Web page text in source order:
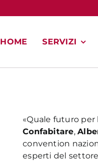
HOME
SERVIZI
«Quale futuro
Confabitare,
convention
esperti del